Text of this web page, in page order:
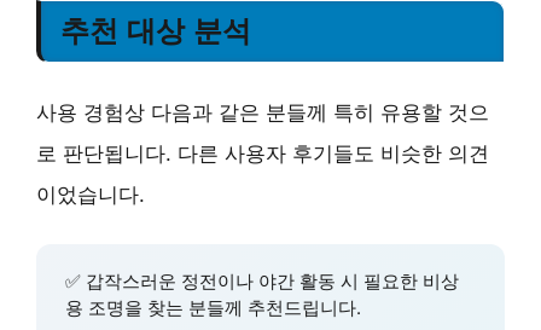
추천 대상 분석
사용 경험상 다음과 같은 분들께 특히 유용할 것으
로 판단됩니다. 다른 사용자 후기들도 비슷한 의견
이었습니다.
✅ 갑작스러운 정전이나 야간 활동 시 필요한 비상
용 조명을 찾는 분들께 추천드립니다.